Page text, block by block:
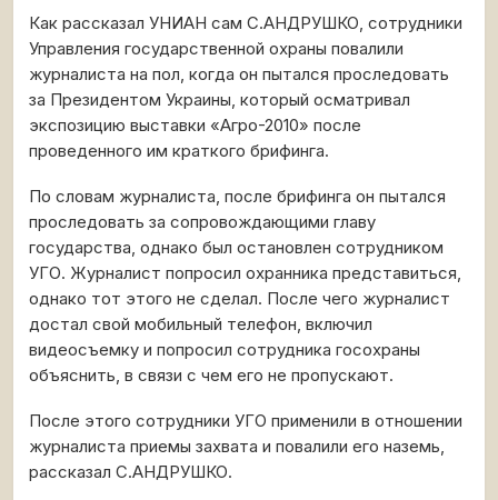
Как рассказал УНИАН сам С.АНДРУШКО, сотрудники
Управления государственной охраны повалили
журналиста на пол, когда он пытался проследовать
за Президентом Украины, который осматривал
экспозицию выставки «Агро-2010» после
проведенного им краткого брифинга.
По словам журналиста, после брифинга он пытался
проследовать за сопровождающими главу
государства, однако был остановлен сотрудником
УГО. Журналист попросил охранника представиться,
однако тот этого не сделал. После чего журналист
достал свой мобильный телефон, включил
видеосъемку и попросил сотрудника госохраны
объяснить, в связи с чем его не пропускают.
После этого сотрудники УГО применили в отношении
журналиста приемы захвата и повалили его наземь,
рассказал С.АНДРУШКО.